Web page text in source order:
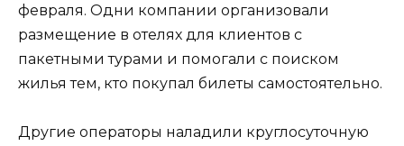
февраля. Одни компании организовали
размещение в отелях для клиентов с
пакетными турами и помогали с поиском
жилья тем, кто покупал билеты самостоятельно.
Другие операторы наладили круглосуточную